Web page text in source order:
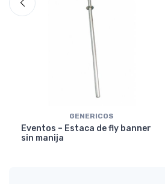
GENERICOS
Eventos – Estaca de fly banner
sin manija